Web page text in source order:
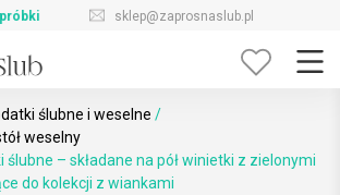
726-644-296
ślubne i weselne /
weselny
– składane na pół winietki z zielonymi
do kolekcji z wiankami